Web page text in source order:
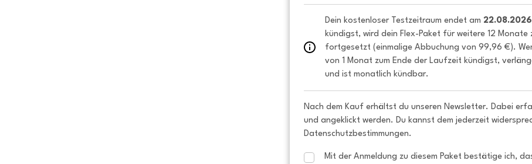
Dein kostenloser Testzeitraum endet am 22.08.2026
kündigst, wird dein Flex-Paket für weitere 12
fortgesetzt (einmalige Abbuchung von 99,96 €).
von 1 Monat zum Ende der Laufzeit kündigst,
und ist monatlich kündbar.
Nach dem Kauf erhältst du unseren Newsletter. Dabei
und angeklickt werden. Du kannst dem jederzeit
Datenschutzbestimmungen.
Mit der Anmeldung zu diesem Paket bestätige ich,